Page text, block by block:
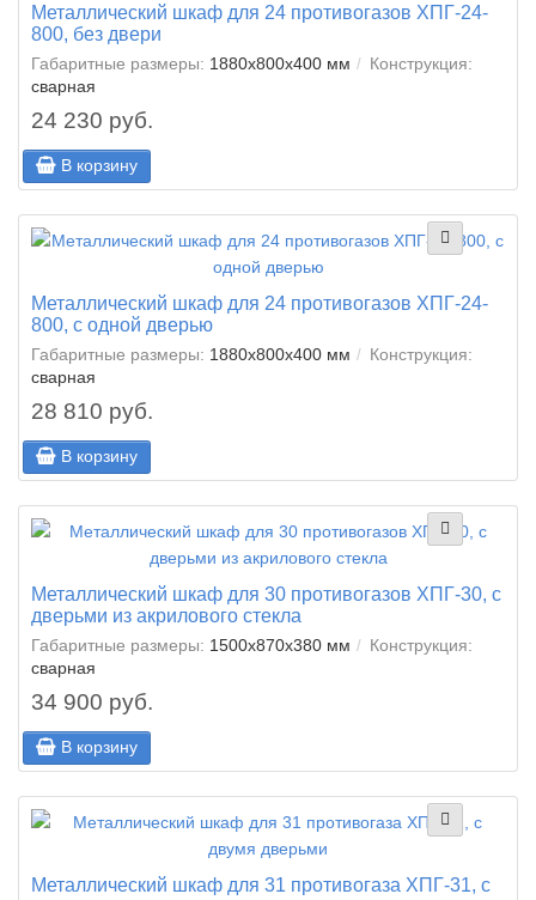
Металлический шкаф для 24 противогазов ХПГ-24-
800, без двери
Габаритные размеры: 1880x800x400 мм
Конструкция:
сварная
24 230 руб.
В корзину
Металлический шкаф для 24 противогазов ХПГ-24-
800, с одной дверью
Габаритные размеры: 1880x800x400 мм
Конструкция:
сварная
28 810 руб.
В корзину
Металлический шкаф для 30 противогазов ХПГ-30, с
дверьми из акрилового стекла
Габаритные размеры: 1500x870x380 мм
Конструкция:
сварная
34 900 руб.
В корзину
Металлический шкаф для 31 противогаза ХПГ-31, с